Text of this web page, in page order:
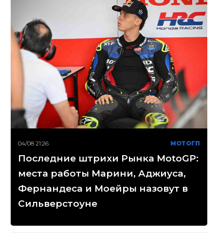
04/08 21:26 МОТОГП
Последние штрихи Рынка MotoGP:
места работы Марини, Аджиуса,
Фернандеса и Моейры назовут в
Сильверстоуне